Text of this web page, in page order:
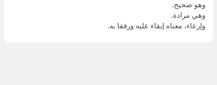
وهو صحيح.
وهي مرادة.
وإرعاء، معناه إبقاء عليه ورفقا به.